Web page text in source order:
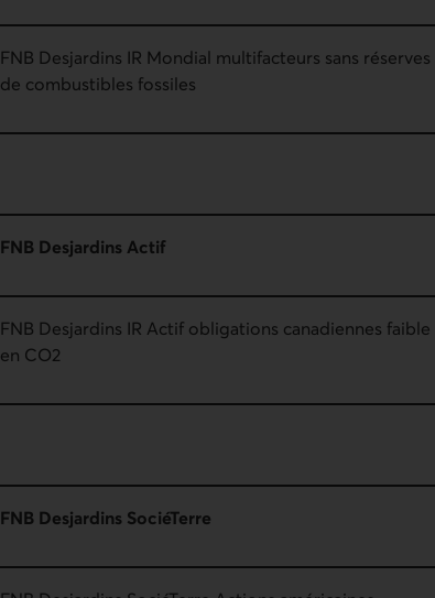
FNB Desjardins IR Mondial multifacteurs sans réserves
de combustibles fossiles
FNB Desjardins Actif
FNB Desjardins IR Actif obligations canadiennes faible
en CO2
FNB Desjardins SociéTerre